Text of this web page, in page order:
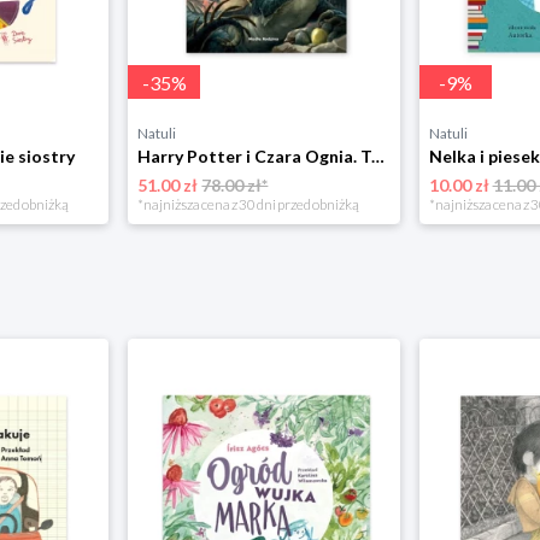
siostry
obniżką
-35%
Natuli
Harry Potter i Czara Ognia. Tom 4 Media rodzina
51.00 zł78.00 zł*
*najniższa cena z 30 dni przed obniżką
-9%
Natuli
10.00 zł11.00
*najniższa cena z